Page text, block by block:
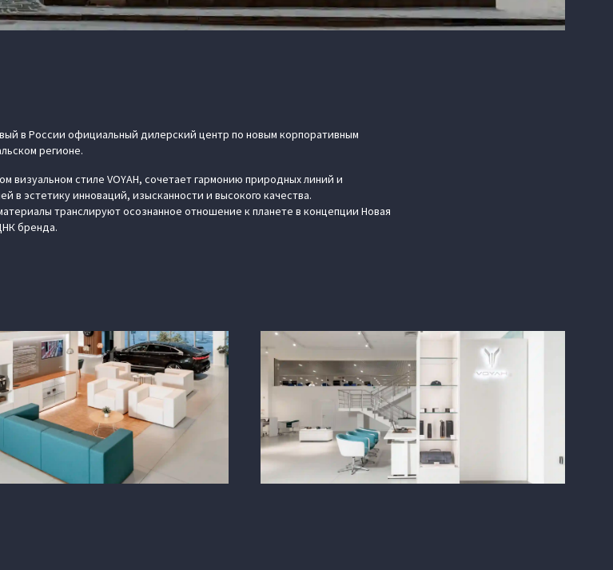
в России официальный дилерский центр по новым корпоративным
регионе.
визуальном стиле VOYAH, сочетает гармонию природных линий и
в эстетику инноваций, изысканности и высокого качества.
транслируют осознанное отношение к планете в концепции Новая
бренда.